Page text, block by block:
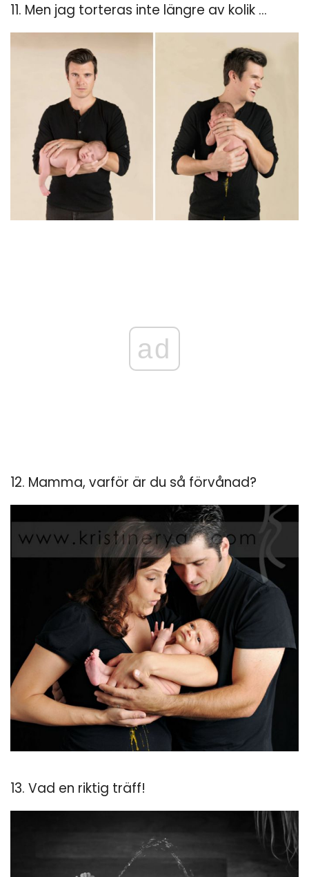
11. Men jag torteras inte längre av kolik ...
ad
12. Mamma, varför är du så förvånad?
13. Vad en riktig träff!